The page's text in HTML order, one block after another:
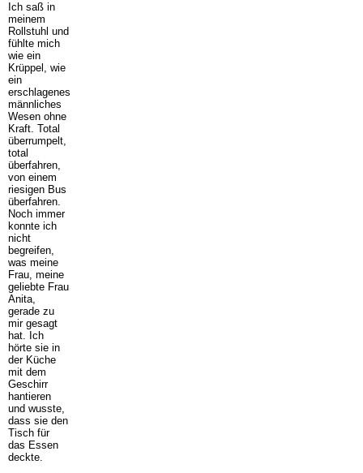
Ich saß in
meinem
Rollstuhl und
fühlte mich
wie ein
Krüppel, wie
ein
erschlagenes
männliches
Wesen ohne
Kraft. Total
überrumpelt,
total
überfahren,
von einem
riesigen Bus
überfahren.
Noch immer
konnte ich
nicht
begreifen,
was meine
Frau, meine
geliebte Frau
Anita,
gerade zu
mir gesagt
hat. Ich
hörte sie in
der Küche
mit dem
Geschirr
hantieren
und wusste,
dass sie den
Tisch für
das Essen
deckte.